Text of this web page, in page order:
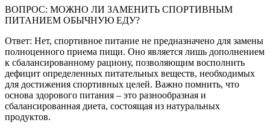
ВОПРОС: МОЖНО ЛИ ЗАМЕНИТЬ СПОРТИВНЫМ
ПИТАНИЕМ ОБЫЧНУЮ ЕДУ?
Ответ: Нет, спортивное питание не предназначено для замены
полноценного приема пищи. Оно является лишь дополнением
к сбалансированному рациону, позволяющим восполнить
дефицит определенных питательных веществ, необходимых
для достижения спортивных целей. Важно помнить, что
основа здорового питания – это разнообразная и
сбалансированная диета, состоящая из натуральных
продуктов.